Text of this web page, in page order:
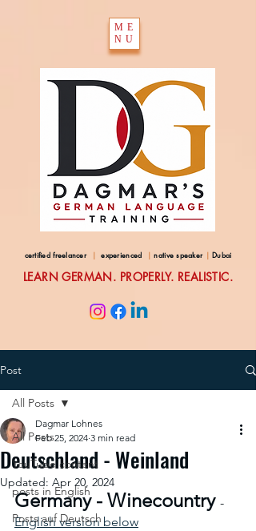
ME
NU
certified freelancer | experienced | native speaker | Dubai
LEARN GERMAN. PROPERLY. REALISTIC.
Post
All Posts
YouTube content
posts in English
Posts auf Deutsch
All Posts
Deutschland - Weinland
Dagmar Lohnes
Feb 25, 2024 3 min read
Updated: Apr 20, 2024
Germany - Winecountry -
English version below